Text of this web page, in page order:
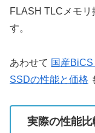
FLASH TLCメモ
す。
あわせて 国産
SSDの性能と価格
実際の性能